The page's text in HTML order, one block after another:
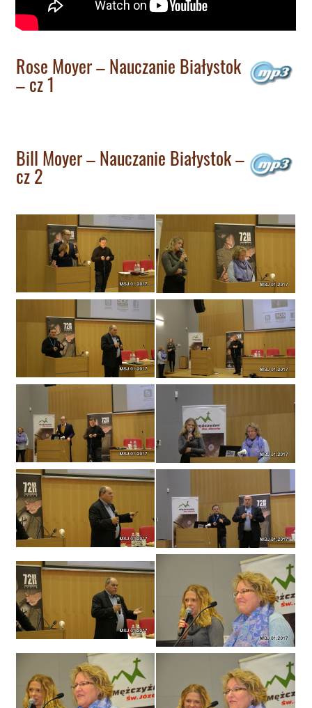
Rose Moyer – Nauczanie Białystok
– cz 1
Bill Moyer – Nauczanie Białystok –
cz 2